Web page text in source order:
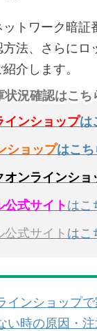
トワーク暗証
法、さらにロ
介します。
況確認はこち
インショップは
ショップはこち
オンラインショ
公式サイトはこ
公式サイト はこ
インショップ
い時の原因・